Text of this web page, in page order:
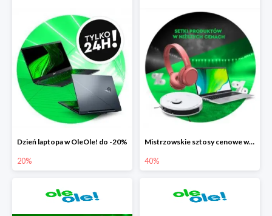
Dzień laptopa w OleOle! do -20%
20%
Mistrzowskie sztosy cenowe w OleOle! do -40%
40%